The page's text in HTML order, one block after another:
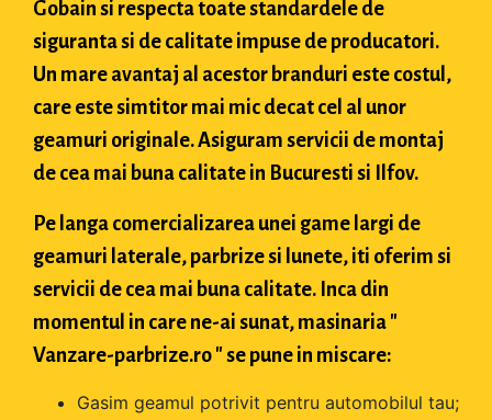
Gobain si respecta toate standardele de
siguranta si de calitate impuse de producatori.
Un mare avantaj al acestor branduri este costul,
care este simtitor mai mic decat cel al unor
geamuri originale. Asiguram servicii de montaj
de cea mai buna calitate in Bucuresti si Ilfov.
Pe langa comercializarea unei game largi de
geamuri laterale, parbrize si lunete, iti oferim si
servicii de cea mai buna calitate. Inca din
momentul in care ne-ai sunat, masinaria "
Vanzare-parbrize.ro " se pune in miscare:
Gasim geamul potrivit pentru automobilul tau;